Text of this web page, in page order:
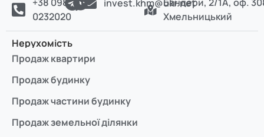
0232020
invest.khm@ukr.net
Хмельницький
Нерухомість
Продаж квартири
Продаж будинку
Продаж частини будинку
Продаж земельної ділянки